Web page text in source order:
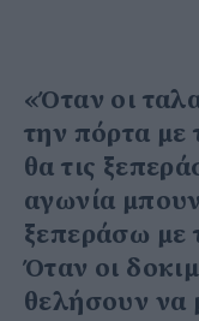
«Όταν οι
την πόρτα με
θα τις
αγωνία
ξεπεράσω με
Όταν οι
θελήσουν να